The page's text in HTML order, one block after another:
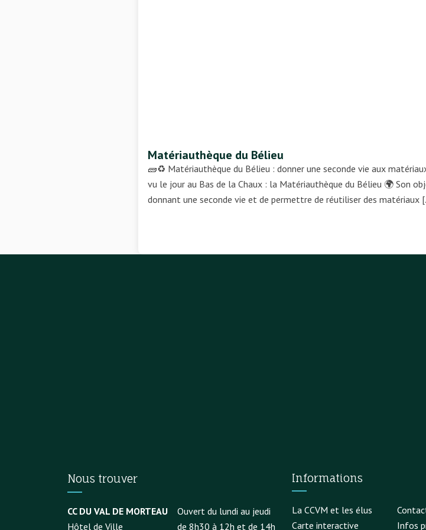
Matériauthèque du Bélieu
🧱♻️ Matériauthèque du Bélieu : donner une seconde vie aux
vu le jour au Bas de la Chaux : la Matériauthèque du Bélieu 🌍 Son
donnant une seconde vie et de permettre de réutiliser des matériaux
Nous trouver
CC DU VAL DE MORTEAU
Hôtel de Ville
Ouvert du lundi au jeudi
de 8h30 à 12h et de 14h
Informations
La CCVM et les élus
Carte interactive
Infos